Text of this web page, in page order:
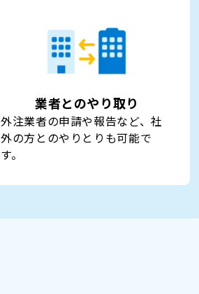
業者とのやり取り
外注業者の申請や報告など、社
外の方とのやりとりも可能で
す。